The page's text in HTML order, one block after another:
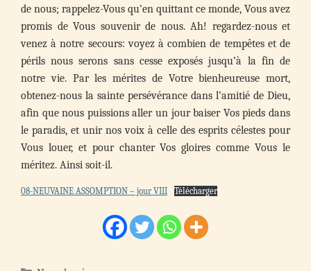
de nous; rappelez-Vous qu’en quittant ce monde, Vous avez
promis de Vous souvenir de nous. Ah! regardez-nous et
venez à notre secours: voyez à combien de tempêtes et de
périls nous serons sans cesse exposés jusqu’à la fin de
notre vie. Par les mérites de Votre bienheureuse mort,
obtenez-nous la sainte persévérance dans l’amitié de Dieu,
afin que nous puissions aller un jour baiser Vos pieds dans
le paradis, et unir nos voix à celle des esprits célestes pour
Vous louer, et pour chanter Vos gloires comme Vous le
méritez. Ainsi soit-il.
08-NEUVAINE ASSOMPTION – jour VIII Télécharger